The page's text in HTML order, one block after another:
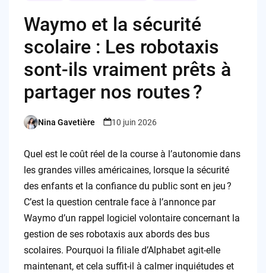
Waymo et la sécurité
scolaire : Les robotaxis
sont-ils vraiment prêts à
partager nos routes ?
Posted
Nina Gavetière 10 juin 2026
Quel est le coût réel de la course à l’autonomie dans
les grandes villes américaines, lorsque la sécurité
des enfants et la confiance du public sont en jeu ?
C’est la question centrale face à l’annonce par
Waymo d’un rappel logiciel volontaire concernant la
gestion de ses robotaxis aux abords des bus
scolaires. Pourquoi la filiale d’Alphabet agit-elle
maintenant, et cela suffit-il à calmer inquiétudes et